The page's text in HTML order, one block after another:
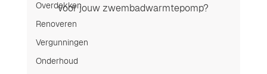
Overdekken
Renoveren
Vergunningen
Onderhoud
voor jouw zwembadwarmtepomp?